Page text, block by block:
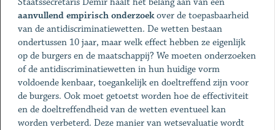
aanvullend empirisch onderzoekover de toepasbaarheid
van de antidiscriminatiewetten. De wetten bestaan
ondertussen 10 jaar, maar welk effect hebben ze eigenlijk
op de burgers en de maatschappij? We moeten onderzoeken
of de antidiscriminatiewetten in hun huidige vorm
voldoende kenbaar, toegankelijk en doeltreffend zijn voor
de burgers. Ook moet getoetst worden hoe de effectiviteit
en de doeltreffendheid van de wetten eventueel kan
worden verbeterd. Deze manier van wetsevaluatie wordt